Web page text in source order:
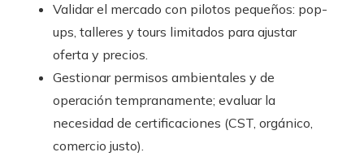
Validar el mercado con pilotos pequeños: pop-
ups, talleres y tours limitados para ajustar
oferta y precios.
Gestionar permisos ambientales y de
operación tempranamente; evaluar la
necesidad de certificaciones (CST, orgánico,
comercio justo).